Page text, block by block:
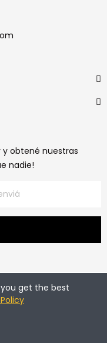
obtené nuestras
nadie!
los derechos
get the best